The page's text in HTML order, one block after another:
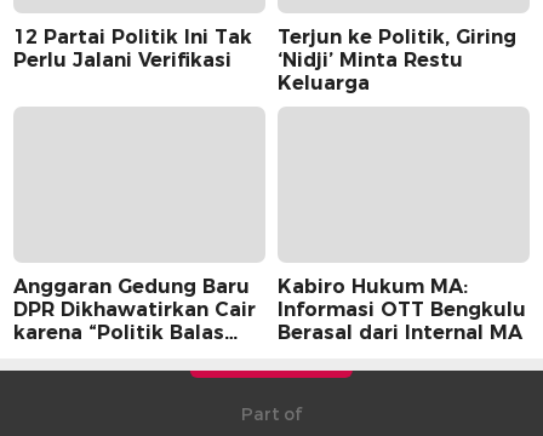
12 Partai Politik Ini Tak
Perlu Jalani Verifikasi
Terjun ke Politik, Giring
‘Nidji’ Minta Restu
Keluarga
Anggaran Gedung Baru
DPR Dikhawatirkan Cair
karena “Politik Balas
Kabiro Hukum MA:
Informasi OTT Bengkulu
Berasal dari Internal MA
Part of